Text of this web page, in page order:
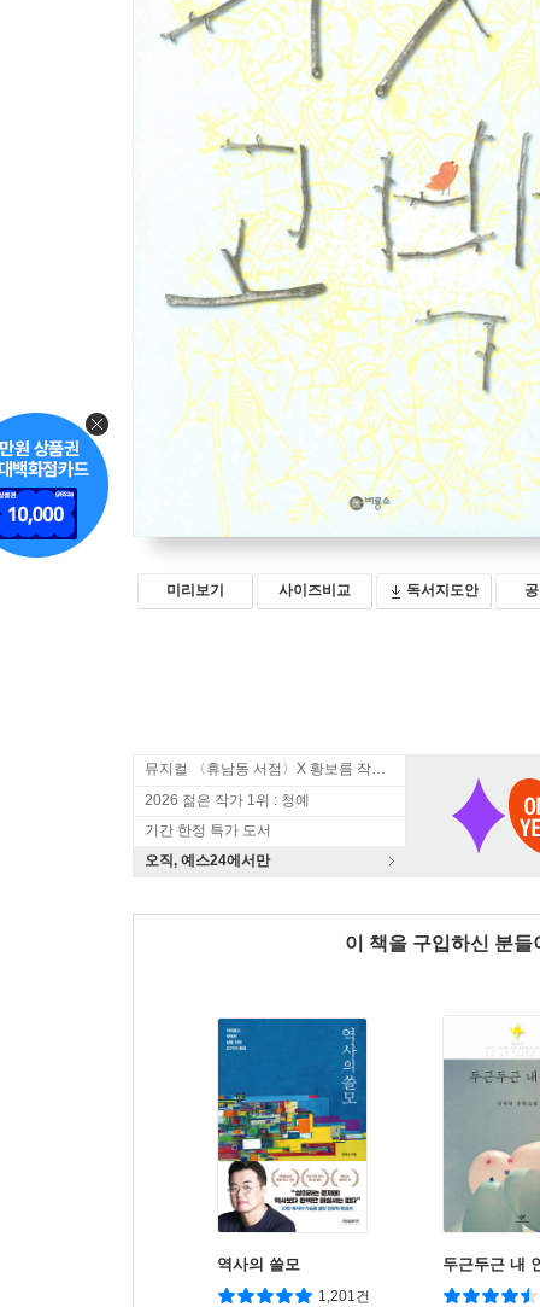
미리보기 사이즈비교 독서지도안
뮤지컬 〈휴남동 서점〉X 황보름 작가 북토크
2026 젊은 작가 1위 : 청예
기간 한정 특가 도서
오직, 예스24에서만
이 책을 구입하신 분
역사의 쓸모
1,201건
두근두근 내